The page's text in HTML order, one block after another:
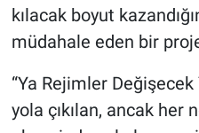
kılacak boyut
müdahale eden bir
“Ya Rejimler
yola çıkılan, ancak
Güvenlik